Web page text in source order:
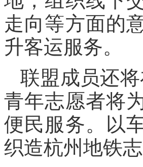
走向等方面的
升客运服务。
联盟成员还
青年志愿者将
便民服务。以
织造杭州地铁